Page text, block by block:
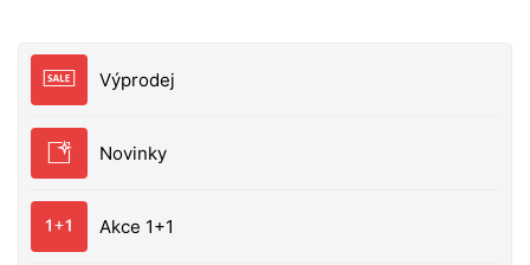
Výprodej
Novinky
Akce 1+1
Tělo je z olověné slitiny a chapadla jsou vyrobena z
vysoce odolného, měkkého TPE materiálu. Nástraha
jigobání vytváří úžasnou širokou akci. Při zastavení
si nástraha drží realistickou pozici, přičemž
proudech.